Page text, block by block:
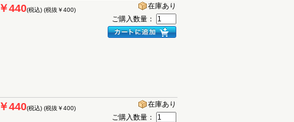
￥440(税込) (税抜￥400)
在庫あり
ご購入数量：
￥440(税込) (税抜￥400)
在庫あり
ご購入数量：